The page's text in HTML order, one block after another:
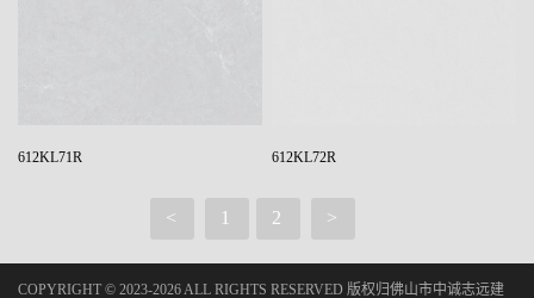
612KL71R 612KL72R
< 1 2 >
COPYRIGHT © 2023-2026 ALL RIGHTS RESERVED 版权归佛山市中诚志远建